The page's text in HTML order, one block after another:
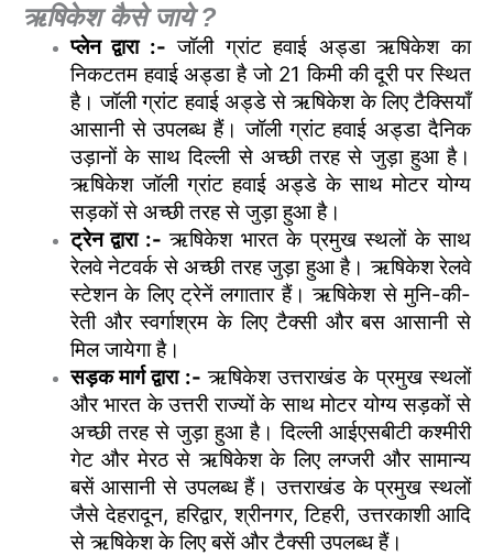
ऋषिकेश कैसे जाये ?
प्लेन द्वारा :- जॉली ग्रांट हवाई अड्डा ऋषिकेश का
निकटतम हवाई अड्डा है जो 21 किमी की दूरी पर स्थित
है। जॉली ग्रांट हवाई अड्डे से ऋषिकेश के लिए टैक्सियाँ
आसानी से उपलब्ध हैं। जॉली ग्रांट हवाई अड्डा दैनिक
उड़ानों के साथ दिल्ली से अच्छी तरह से जुड़ा हुआ है।
ऋषिकेश जॉली ग्रांट हवाई अड्डे के साथ मोटर योग्य
सड़कों से अच्छी तरह से जुड़ा हुआ है।
ट्रेन द्वारा :- ऋषिकेश भारत के प्रमुख स्थलों के साथ
रेलवे नेटवर्क से अच्छी तरह जुड़ा हुआ है। ऋषिकेश रेलवे
स्टेशन के लिए ट्रेनें लगातार हैं। ऋषिकेश से मुनि-की-
रेती और स्वर्गाश्रम के लिए टैक्सी और बस आसानी से
मिल जायेगा है।
सड़क मार्ग द्वारा :- ऋषिकेश उत्तराखंड के प्रमुख स्थलों
और भारत के उत्तरी राज्यों के साथ मोटर योग्य सड़कों से
अच्छी तरह से जुड़ा हुआ है। दिल्ली आईएसबीटी कश्मीरी
गेट और मेरठ से ऋषिकेश के लिए लग्जरी और सामान्य
बसें आसानी से उपलब्ध हैं। उत्तराखंड के प्रमुख स्थलों
जैसे देहरादून, हरिद्वार, श्रीनगर, टिहरी, उत्तरकाशी आदि
से ऋषिकेश के लिए बसें और टैक्सी उपलब्ध हैं।